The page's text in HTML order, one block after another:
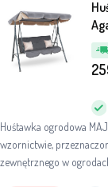
Huśtawka ogrodowa
wzornictwie,
zewnętrznego w